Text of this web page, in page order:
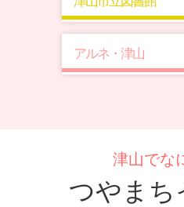
アルネ・津山
津山でな
つやまち